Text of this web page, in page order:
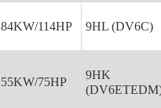
84KW/114HP 9HL (DV6C)
55KW/75HP
9HK